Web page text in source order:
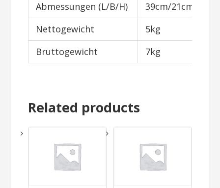
Abmessungen (L/B/H)
39cm/21cm/43cm
Nettogewicht
5kg
Bruttogewicht
7kg
Related products